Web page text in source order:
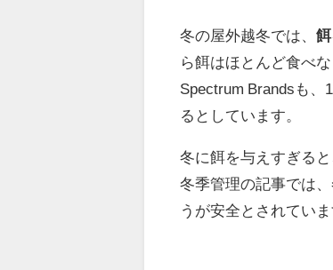
冬の屋外越冬では、
ら餌はほとんど食べ
Spectrum Brandsも
るとしています。
冬に餌を与えすぎる
冬季管理の記事では
うが安全とされていま